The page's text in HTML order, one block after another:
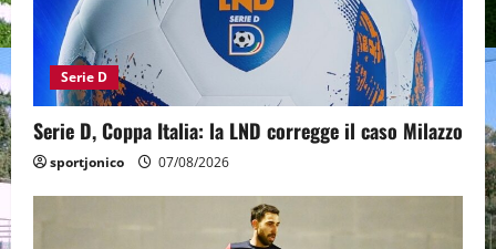
Serie D
Serie D, Coppa Italia: la LND corregge il caso Milazzo
sportjonico 07/08/2026